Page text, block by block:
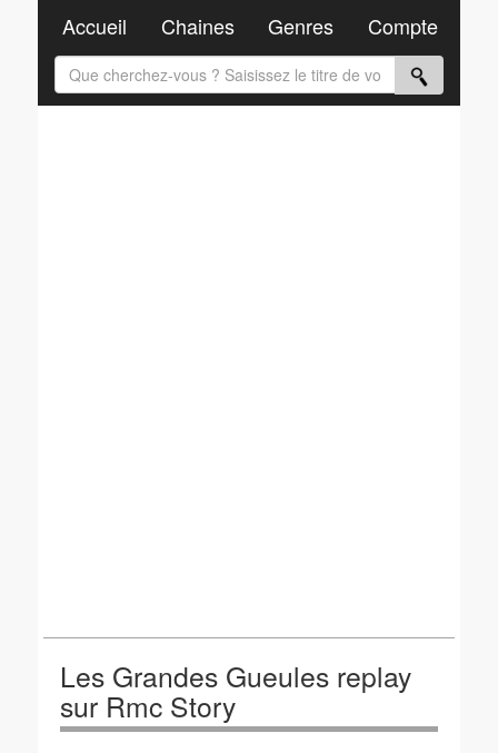
Les Grandes Gueules replay
sur Rmc Story
Accueil Chaines Genres Compte